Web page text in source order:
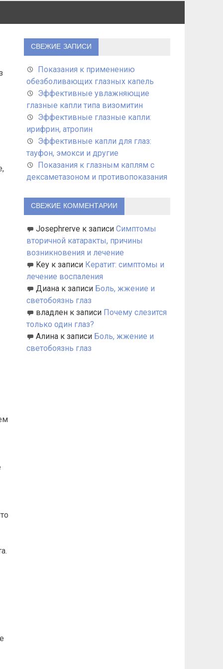
СВЕЖИЕ ЗАПИСИ
Показания к применению
обезболивающих глазных капель
Эффективные увлажняющие
глазные капли типа визомитин
Эффективные глазные капли:
ирифрин, атропин
Эффективные капли для глаз:
тауфон, эмокси и другие
Показания к глазным каплям с
дексаметазоном и противопоказания
СВЕЖИЕ КОММЕНТАРИИ
Josephrerve к записи Симптомы
вторичной катаракты, причины
возникновения и лечение
Keyк записи Кератит: симптомы и
лечение воспаления
Дианак записи Боль, жжение и
светобоязнь глаз
владленк записи Почему слезится
только один глаз?
Алинак записи Боль, жжение и
светобоязнь глаз